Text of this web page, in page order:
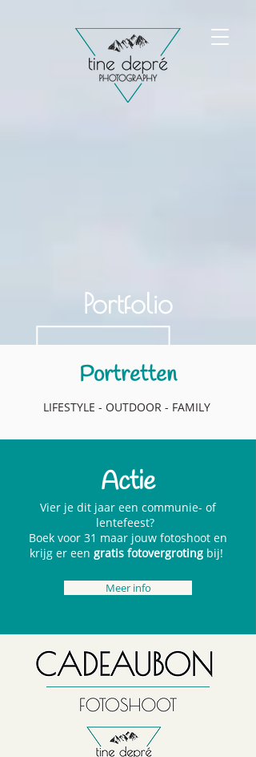
Portfolio
Portretten
LIFESTYLE - OUTDOOR - FAMILY
Actie
Vier je dit jaar een communie- of
lentefeest?
Boek voor 31 maar jouw fotoshoot en
krijg er een gratis fotovergroting bij!
Meer info